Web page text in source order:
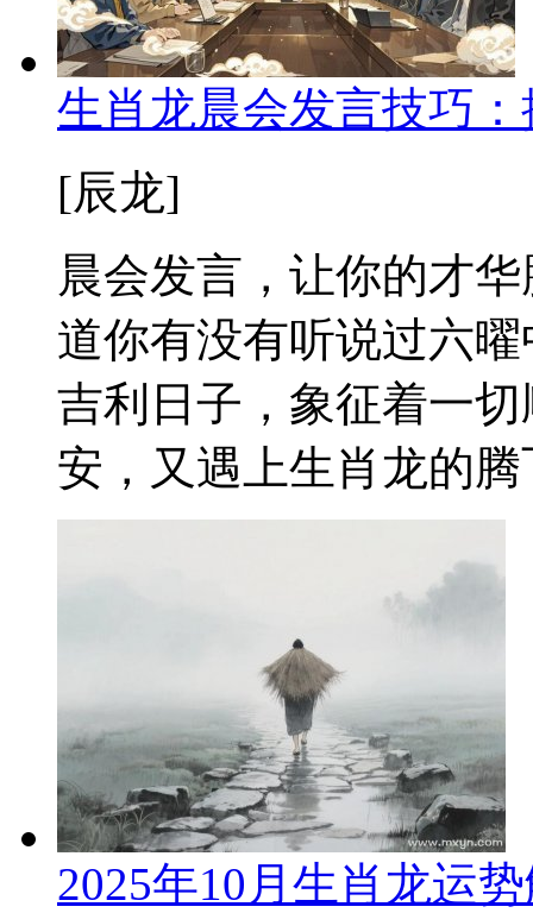
生肖龙晨会发言技巧
[辰龙]
晨会发言，让你的才
道你有没有听说过六
吉利日子，象征着一
安，又遇上生肖龙的
2025年10月生肖龙运